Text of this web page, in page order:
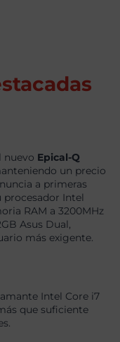
nuevo Epical-Q
un precio
a primeras
procesador Intel
RAM a 3200MHz
Asus Dual,
más exigente.
Intel Core i7
que suficiente